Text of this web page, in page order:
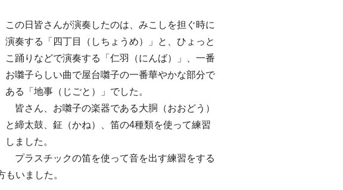
この日皆さんが演奏したのは、みこしを担ぐ時に
演奏する「四丁目（しちょうめ）」と、ひょっと
こ踊りなどで演奏する「仁羽（にんば）」、一番
お囃子らしい曲で屋台囃子の一番華やかな部分で
ある「地事（じごと）」でした。
皆さん、お囃子の楽器である大胴（おおどう）
と締太鼓、鉦（かね）、笛の4種類を使って練習
しました。
プラスチックの笛を使って音を出す練習をする
いました。